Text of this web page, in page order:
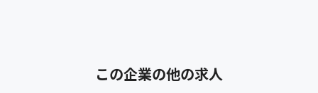
この企業の他の求人